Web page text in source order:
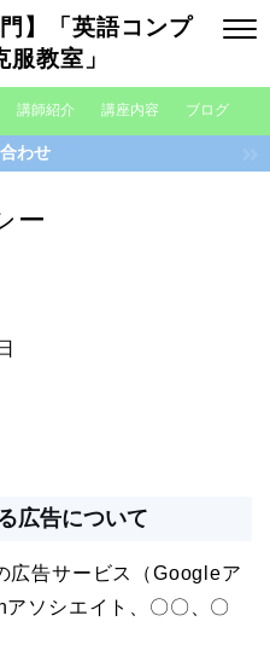
】「英語コンプ
教室」
講師紹介 講座内容 ブログ
わせ
ー
広告について
広告サービス（Googleア
ソシエイト、〇〇、〇